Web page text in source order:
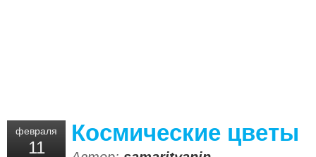
февраля
11
Космические цветы